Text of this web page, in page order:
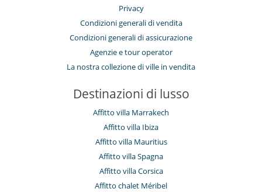
Privacy
Condizioni generali di vendita
Condizioni generali di assicurazione
Agenzie e tour operator
La nostra collezione di ville in vendita
Destinazioni di lusso
Affitto villa Marrakech
Affitto villa Ibiza
Affitto villa Mauritius
Affitto villa Spagna
Affitto villa Corsica
Affitto chalet Méribel